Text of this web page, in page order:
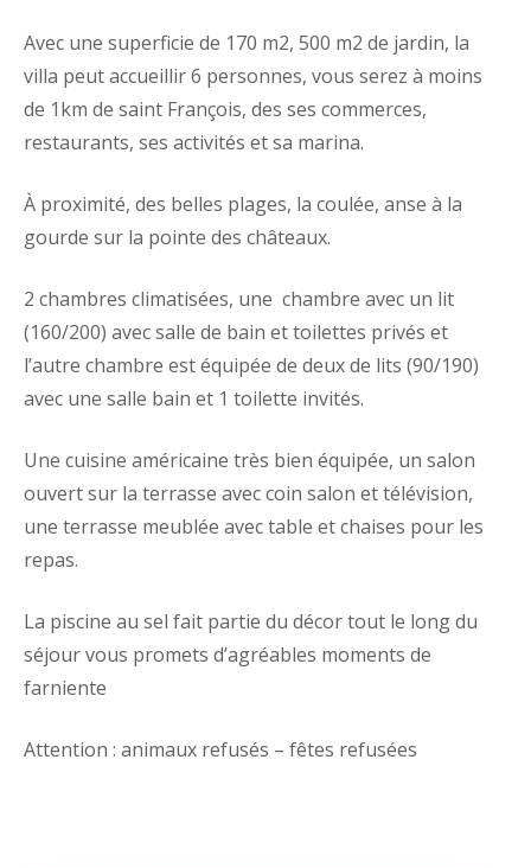
Avec une superficie de 170 m2, 500 m2 de jardin, la
villa peut accueillir 6 personnes, vous serez à moins
de 1km de saint François, des ses commerces,
restaurants, ses activités et sa marina.
À proximité, des belles plages, la coulée, anse à la
gourde sur la pointe des châteaux.
2 chambres climatisées, une chambre avec un lit
(160/200) avec salle de bain et toilettes privés et
l’autre chambre est équipée de deux de lits (90/190)
avec une salle bain et 1 toilette invités.
Une cuisine américaine très bien équipée, un salon
ouvert sur la terrasse avec coin salon et télévision,
une terrasse meublée avec table et chaises pour les
repas.
La piscine au sel fait partie du décor tout le long du
séjour vous promets d’agréables moments de
farniente
Attention : animaux refusés – fêtes refusées